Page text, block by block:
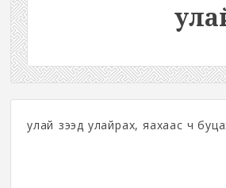
улай үзээд улайрах, яахаас ч